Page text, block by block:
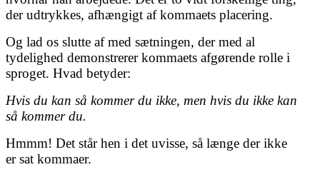
der udtrykkes, afhængigt af kommaets placering.
Og lad os slutte af med sætningen, der med al
tydelighed demonstrerer kommaets afgørende rolle i
sproget. Hvad betyder:
Hvis du kan så kommer du ikke, men hvis du ikke kan
så kommer du.
Hmmm! Det står hen i det uvisse, så længe der ikke
er sat kommaer.